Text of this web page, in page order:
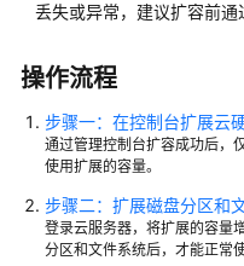
Flexus
实
例
的
权
限
购
买
丢失或异常，建议扩容前通
操作流程
步骤一：在控制台扩展云
通过管理控制台扩容成功后，
使用扩展的容量。
步骤二：扩展磁盘分区和
登录云服务器，将扩展的容量
分区和文件系统后，才能正常